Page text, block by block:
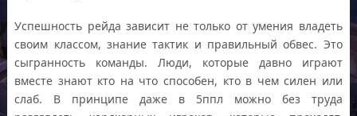
Успешность рейда зависит не только от умения владеть
своим классом, знание тактик и правильный обвес. Это
сыгранность команды. Люди, которые давно играют
вместе знают кто на что способен, кто в чем силен или
слаб. В принципе даже в 5ппл можно без труда